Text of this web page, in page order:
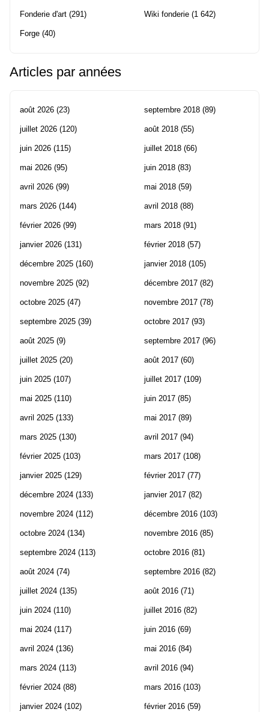
Fonderie d'art (291)
Forge (40)
Wiki fonderie (1 642)
Articles par années
août 2026 (23)
juillet 2026 (120)
juin 2026 (115)
mai 2026 (95)
avril 2026 (99)
mars 2026 (144)
février 2026 (99)
janvier 2026 (131)
décembre 2025 (160)
novembre 2025 (92)
octobre 2025 (47)
septembre 2025 (39)
août 2025 (9)
juillet 2025 (20)
juin 2025 (107)
mai 2025 (110)
avril 2025 (133)
mars 2025 (130)
février 2025 (103)
janvier 2025 (129)
décembre 2024 (133)
novembre 2024 (112)
octobre 2024 (134)
septembre 2024 (113)
août 2024 (74)
juillet 2024 (135)
juin 2024 (110)
mai 2024 (117)
avril 2024 (136)
mars 2024 (113)
février 2024 (88)
janvier 2024 (102)
septembre 2018 (89)
août 2018 (55)
juillet 2018 (66)
juin 2018 (83)
mai 2018 (59)
avril 2018 (88)
mars 2018 (91)
février 2018 (57)
janvier 2018 (105)
décembre 2017 (82)
novembre 2017 (78)
octobre 2017 (93)
septembre 2017 (96)
août 2017 (60)
juillet 2017 (109)
juin 2017 (85)
mai 2017 (89)
avril 2017 (94)
mars 2017 (108)
février 2017 (77)
janvier 2017 (82)
décembre 2016 (103)
novembre 2016 (85)
octobre 2016 (81)
septembre 2016 (82)
août 2016 (71)
juillet 2016 (82)
juin 2016 (69)
mai 2016 (84)
avril 2016 (94)
mars 2016 (103)
février 2016 (59)